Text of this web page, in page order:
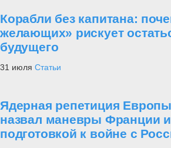
Корабли без капитана:
желающих» рискует
будущего
31 июля Статьи
Ядерная репетиция
назвал маневры Франции
подготовкой к войне с